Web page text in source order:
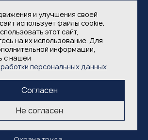
О компании
Корпоративное управление
Теплоэнергия
Электроэнергия
и улучшения своей
использует файлы cookie.
этот сайт,
на их использование. Для
информации,
с нашей
персональных данных
Согласен
Не согласен